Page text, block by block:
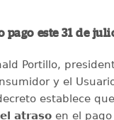
pago este 31 de
Portillo,
y el
establece
atrasoen el pago